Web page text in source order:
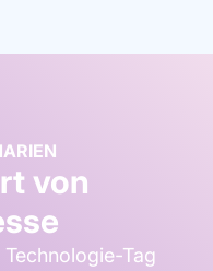
von
Tag